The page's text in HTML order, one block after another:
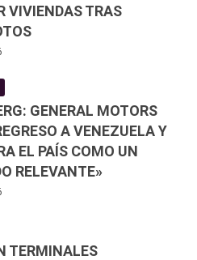
VIVIENDAS TRAS
GENERAL MOTORS
A VENEZUELA Y
EL PAÍS COMO UN
RELEVANTE»
TERMINALES